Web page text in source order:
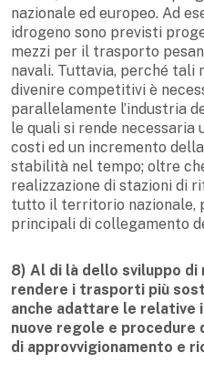
nazionale ed europeo. Ad
idrogeno sono previsti
mezzi per il trasporto
navali. Tuttavia, perché tali
divenire competitivi è
parallelamente l’industria
le quali si rende necessaria
costi ed un incremento
stabilità nel tempo; oltre
realizzazione di stazioni di
tutto il territorio nazionale,
principali di collegamento
8) Al di là dello sviluppo
rendere i trasporti più
anche adattare le
nuove regole e
di approvvigionamento e